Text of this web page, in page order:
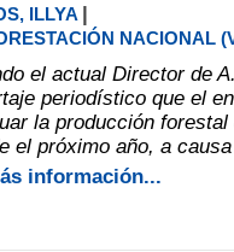
ILLYA |
NACIONAL
el actual Director de
periodístico que el
la producción
el próximo año, a
información...